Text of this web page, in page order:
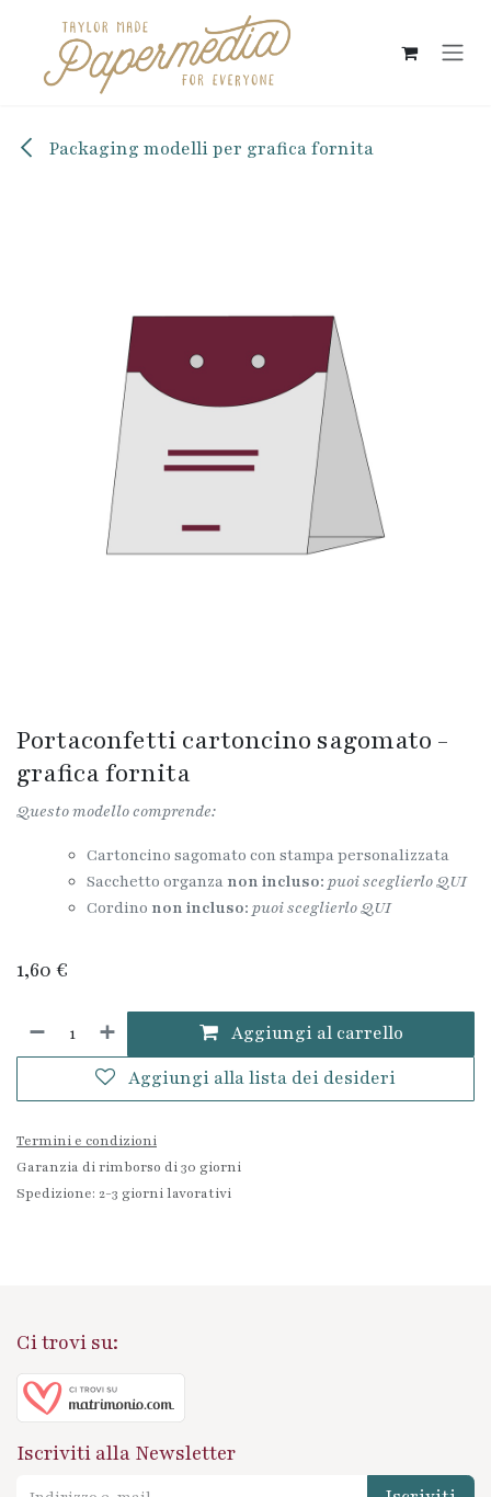
Packaging modelli per grafica fornita
Portaconfetti cartoncino sagomato -
grafica fornita
Questo modello comprende:
Cartoncino sagomato con stampa personalizzata
Sacchetto organza non incluso: puoi sceglierlo QUI
​Cordino non incluso: puoi sceglierlo QUI
1,60 €
Aggiungi al carrello
Aggiungi alla lista dei desideri
Termini e condizioni
Garanzia di rimborso di 30 giorni
Spedizione: 2-3 giorni lavorativi
Ci trovi su:
Iscriviti alla Newsletter